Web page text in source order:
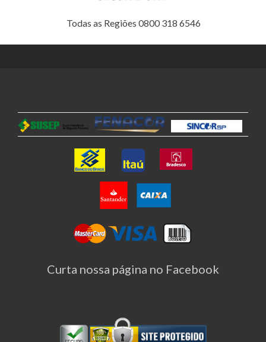
Todas as Regiões 0800 318 6546
Curta nossa página no Facebook